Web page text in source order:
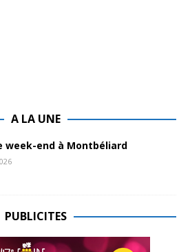
A LA UNE
week-end à Montbéliard
PUBLICITES